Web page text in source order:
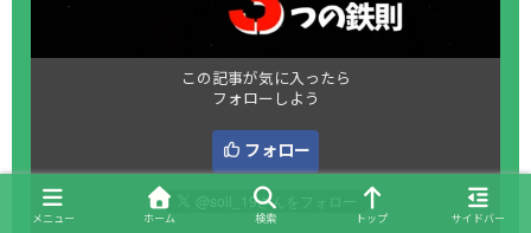
この記事が気に入ったら
フォローしよう
フォロー
メニュー ホーム 検索 トップ サイドバー